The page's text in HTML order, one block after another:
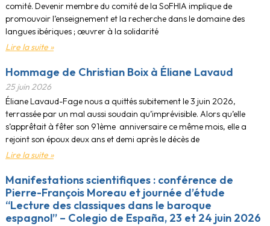
comité. Devenir membre du comité de la SoFHIA implique de
promouvoir l’enseignement et la recherche dans le domaine des
langues ibériques ; œuvrer à la solidarité
Lire la suite »
Hommage de Christian Boix à Éliane Lavaud
25 juin 2026
Éliane Lavaud-Fage nous a quittés subitement le 3 juin 2026,
terrassée par un mal aussi soudain qu’imprévisible. Alors qu’elle
s’apprêtait à fêter son 91ème anniversaire ce même mois, elle a
rejoint son époux deux ans et demi après le décès de
Lire la suite »
Manifestations scientifiques : conférence de
Pierre-François Moreau et journée d’étude
“Lecture des classiques dans le baroque
espagnol” – Colegio de España, 23 et 24 juin 2026